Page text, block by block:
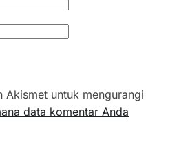
Akismet untuk mengurangi
data komentar Anda